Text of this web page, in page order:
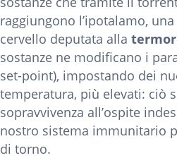
raggiungono l’ipotalamo,
cervello deputata alla
sostanze ne modificano i
set-point), impostando dei
temperatura, più elevati: ciò
sopravvivenza all’ospite
nostro sistema immunitario
di torno.